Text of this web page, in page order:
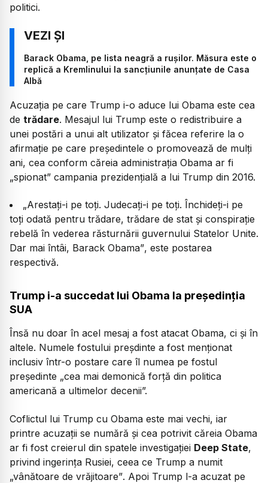
politici.
Barack Obama, pe lista neagră a rușilor. Măsura este o
replică a Kremlinului la sancțiunile anunțate de Casa
Albă
Acuzația pe care Trump i-o aduce lui Obama este cea
de trădare. Mesajul lui Trump este o redistribuire a
unei postări a unui alt utilizator și făcea referire la o
afirmație pe care președintele o promovează de mulți
ani, cea conform căreia administrația Obama ar fi
„spionat” campania prezidențială a lui Trump din 2016.
„Arestați-i pe toți. Judecați-i pe toți. Închideți-i pe
toți odată pentru trădare, trădare de stat și conspirație
rebelă în vederea răsturnării guvernului Statelor Unite.
Dar mai întâi, Barack Obama”, este postarea
respectivă.
Trump i-a succedat lui Obama la președinția
SUA
Însă nu doar în acel mesaj a fost atacat Obama, ci și în
altele. Numele fostului preșdinte a fost menționat
inclusiv într-o postare care îl numea pe fostul
președinte „cea mai demonică forță din politica
americană a ultimelor decenii”.
Coflictul lui Trump cu Obama este mai vechi, iar
printre acuzații se numără și cea potrivit căreia Obama
ar fi fost creierul din spatele investigației Deep State,
privind ingerința Rusiei, ceea ce Trump a numit
„vânătoare de vrăjitoare”. Apoi Trump l-a acuzat pe